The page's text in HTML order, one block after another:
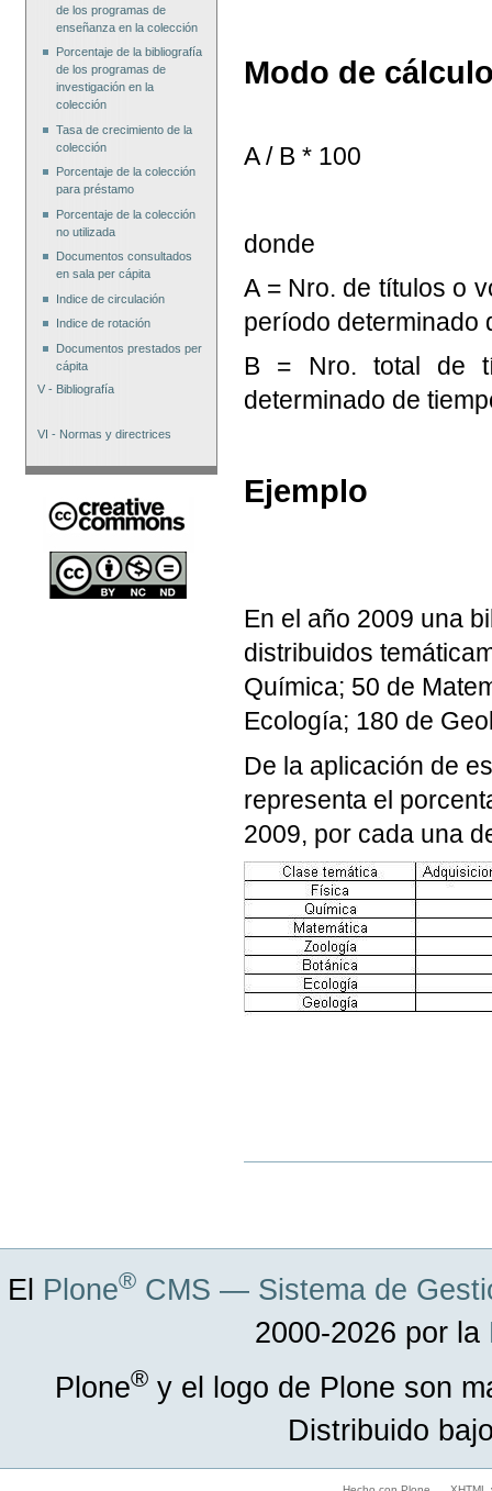
de los programas de
enseñanza en la colección
Porcentaje de la bibliografía
de los programas de
investigación en la
colección
Tasa de crecimiento de la
colección
Porcentaje de la colección
para préstamo
Porcentaje de la colección
no utilizada
Documentos consultados
en sala per cápita
Indice de circulación
Indice de rotación
Documentos prestados per
cápita
V - Bibliografía
VI - Normas y directrices
Modo de
A / B * 100
donde
A = Nro. de títulos o
período determinado
B = Nro. total de
determinado de
Ejemplo
En el año 2009 una
distribuidos
Química; 50 de
Ecología; 180 de
De la aplicación de
representa el
2009, por cada una
El Plone®CMS — Sistema de
2000-2026 por la
Plone®y el logo de Plone son
Distribuido